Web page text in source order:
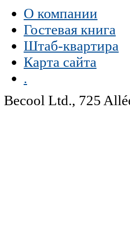
О компании
Гостевая книга
Штаб-квартира
Карта сайта
.
Becool Ltd., 725